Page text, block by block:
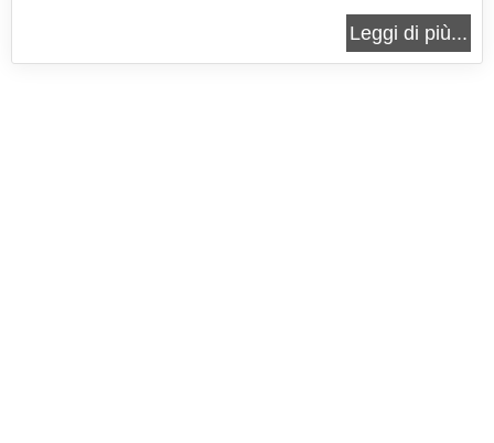
sapori tipici campani, il baccalà e i friarielli,
regalando un piacere per il palato. L'accostamento
Leggi di più...